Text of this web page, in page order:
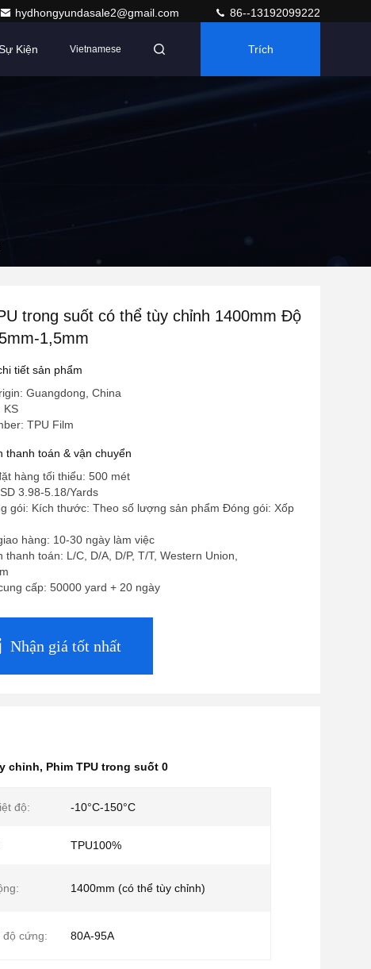
hydhongyundasale2@gmail.com 86--13192099222
Kiện Vietnamese Trích
trong suốt có thể tùy chỉnh 1400mm Độ
1,5mm
tiết sản phẩm
Guangdong, China
KS
TPU Film
thanh toán & vận chuyển
hàng tối thiểu: 500 mét
3.98-5.18/Yards
gói: Kích thước: Theo số lượng sản phẩm Đóng gói: Xốp
hàng: 10-30 ngày làm việc
thanh toán: L/C, D/A, D/P, T/T, Western Union,
cấp: 50000 yard + 20 ngày
Nhận giá tốt nhất
chỉnh, Phim TPU trong suốt 0
độ: -10°C-150°C
TPU100%
1400mm (có thể tùy chỉnh)
độ cứng: 80A-95A